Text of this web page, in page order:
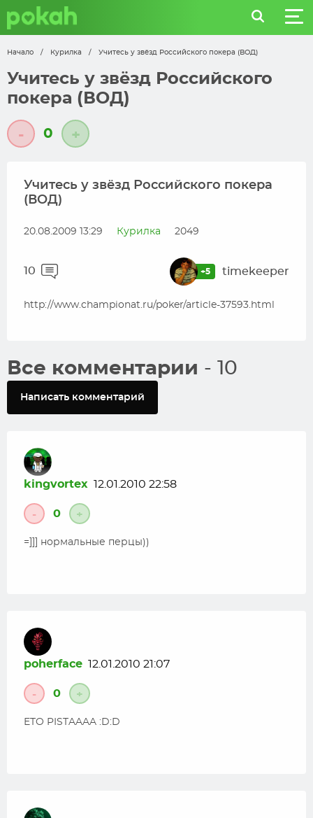
Начало / Курилка / Учитесь у звёзд Российского покера (ВОД)
Учитесь у звёзд Российского
покера (ВОД)
- 0 +
Учитесь у звёзд Российского покера
(ВОД)
20.08.2009 13:29 Курилка 2049
10 +5 timekeeper
http://www.championat.ru/poker/article-37593.html
Все комментарии - 10
Написать комментарий
kingvortex 12.01.2010 22:58
- 0 +
=]]] нормальные перцы))
poherface 12.01.2010 21:07
- 0 +
ETO PISTAAAA :D:D